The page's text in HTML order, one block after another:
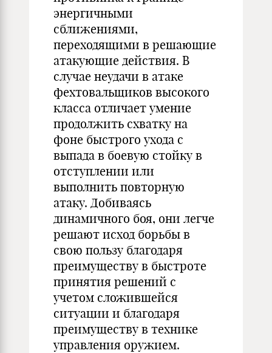
энергичными
сближениями,
переходящими в решающие
атакующие действия. В
случае неудачи в атаке
фехтовальщиков высокого
класса отличает умение
продолжить схватку на
фоне быстрого ухода с
выпада в боевую стойку в
отступлении или
выполнить повторную
атаку. Добиваясь
динамичного боя, они легче
решают исход борьбы в
свою пользу благодаря
преимуществу в быстроте
принятия решений с
учетом сложившейся
ситуации и благодаря
преимуществу в технике
управления оружием.